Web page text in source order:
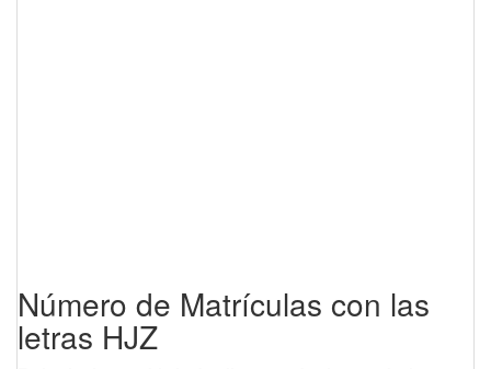
Número de Matrículas con las
letras HJZ